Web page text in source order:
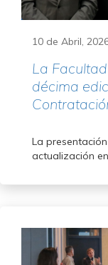
10 de Abril,
La
décima
La
actualización